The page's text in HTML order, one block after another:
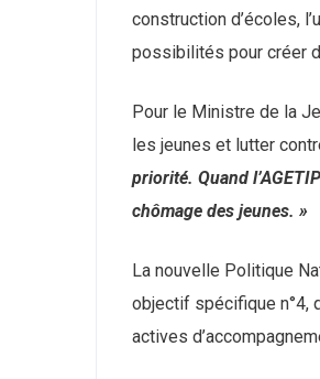
construction d’écoles,
possibilités pour créer
Pour le Ministre de la
les jeunes et lutter
priorité. Quand
chômage des jeunes. »
La nouvelle Politique
objectif spécifique n°4,
actives